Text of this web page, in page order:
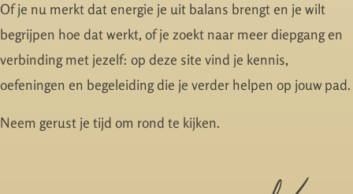
Of je nu merkt dat energie je uit balans brengt en je wilt
begrijpen hoe dat werkt, of je zoekt naar meer diepgang en
verbinding met jezelf: op deze site vind je kennis,
oefeningen en begeleiding die je verder helpen op jouw pad.
Neem gerust je tijd om rond te kijken.